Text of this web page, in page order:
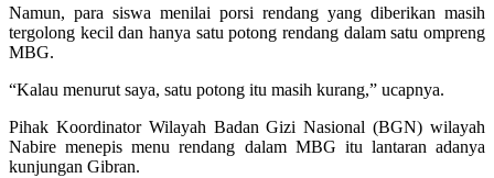
Namun, para siswa menilai porsi rendang yang diberikan masih
tergolong kecil dan hanya satu potong rendang dalam satu ompreng
MBG.
“Kalau menurut saya, satu potong itu masih kurang,” ucapnya.
Pihak Koordinator Wilayah Badan Gizi Nasional (BGN) wilayah
Nabire menepis menu rendang dalam MBG itu lantaran adanya
kunjungan Gibran.